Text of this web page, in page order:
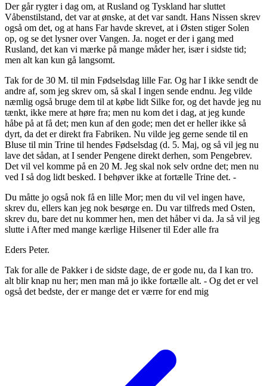
Der går rygter i dag om, at Rusland og Tyskland har sluttet
Våbenstilstand, det var at ønske, at det var sandt. Hans Nissen skrev
også om det, og at hans Far havde skrevet, at i Østen stiger Solen
op, og se det lysner over Vangen. Ja. noget er der i gang med
Rusland, det kan vi mærke på mange måder her, især i sidste tid;
men alt kan kun gå langsomt.
Tak for de 30 M. til min Fødselsdag lille Far. Og har I ikke sendt de
andre af, som jeg skrev om, så skal I ingen sende endnu. Jeg vilde
næmlig også bruge dem til at købe lidt Silke for, og det havde jeg nu
tænkt, ikke mere at høre fra; men nu kom det i dag, at jeg kunde
håbe på at få det; men kun af den gode; men det er heller ikke så
dyrt, da det er direkt fra Fabriken. Nu vilde jeg gerne sende til en
Bluse til min Trine til hendes Fødselsdag (d. 5. Maj, og så vil jeg nu
lave det sådan, at I sender Pengene direkt derhen, som Pengebrev.
Det vil vel komme på en 20 M. Jeg skal nok selv ordne det; men nu
ved I så dog lidt besked. I behøver ikke at fortælle Trine det. -
Du måtte jo også nok få en lille Mor; men du vil vel ingen have,
skrev du, ellers kan jeg nok besørge en. Du var tilfreds med Osten,
skrev du, bare det nu kommer hen, men det håber vi da. Ja så vil jeg
slutte i After med mange kærlige Hilsener til Eder alle fra
Eders Peter.
Tak for alle de Pakker i de sidste dage, de er gode nu, da I kan tro.
alt blir knap nu her; men man må jo ikke fortælle alt. - Og det er vel
også det bedste, der er mange det er værre for end mig